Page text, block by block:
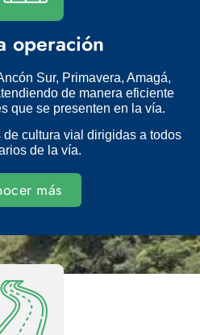
operación
Sur, Primavera, Amagá,
de manera eficiente
que se presenten en la vía.
cultura vial dirigidas a todos
de la vía.
más